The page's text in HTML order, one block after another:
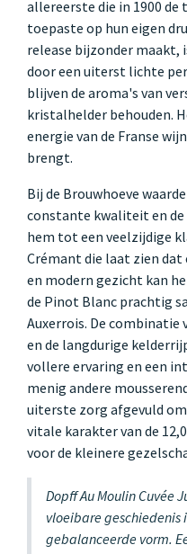
allereerste die in 1900 de
toepaste op hun eigen
release bijzonder
door een uiterst lichte
blijven de aroma's van
kristalhelder behouden.
energie van de Franse
brengt.
Bij de Brouwhoeve
constante kwaliteit en
hem tot een veelzijdige
Crémant die laat zien
en modern gezicht kan
de Pinot Blanc prachtig
Auxerrois. De
en de langdurige
vollere ervaring en een
menig andere
uiterste zorg afgevuld
vitale karakter van de
voor de kleinere
Dopff Au Moulin Cuvée
vloeibare geschiedenis
gebalanceerde vorm.